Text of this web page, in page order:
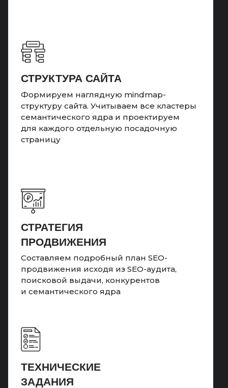
СТРАТЕГИЯ
ПРОДВИЖЕНИЯ
Составляем подробный план SEO-
продвижения исходя из SEO-аудита,
поисковой выдачи, конкурентов
и семантического ядра
СТРУКТУРА САЙТА
Формируем наглядную mindmap-
структуру сайта. Учитываем все кластеры
семантического ядра и проектируем
для каждого отдельную посадочную
страницу
ТЕХНИЧЕСКИЕ
ЗАДАНИЯ